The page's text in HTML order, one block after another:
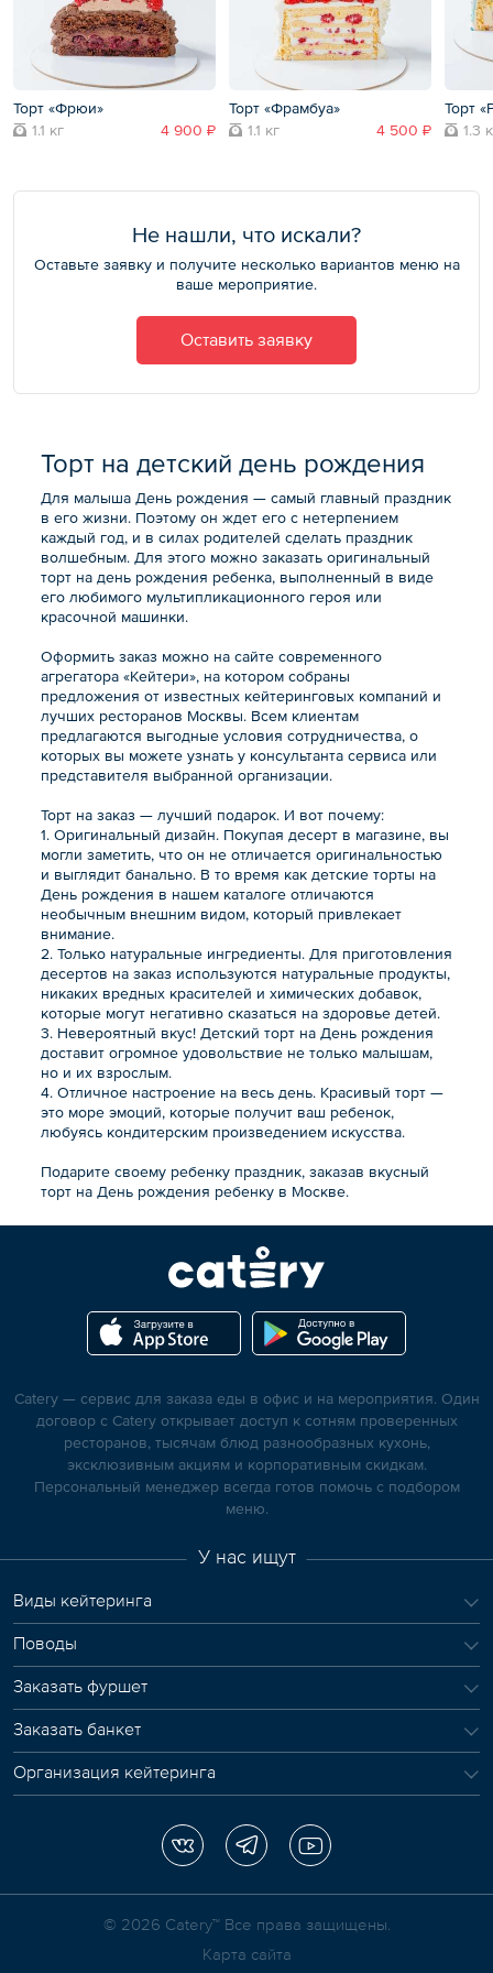
Торт «Фрюи»
1.1 кг
4 900 ₽
Торт «Фрамбуа»
1.1 кг
4 500 ₽
Торт
1.3
Не нашли, что искали?
Оставьте заявку и получите несколько вариантов меню на
ваше мероприятие.
Оставить заявку
Торт на детский день рождения
Для малыша День рождения — самый главный праздник
в его жизни. Поэтому он ждет его с нетерпением
каждый год, и в силах родителей сделать праздник
волшебным. Для этого можно заказать оригинальный
торт на день рождения ребенка, выполненный в виде
его любимого мультипликационного героя или
красочной машинки.
Оформить заказ можно на сайте современного
агрегатора «Кейтери», на котором собраны
предложения от известных кейтеринговых компаний и
лучших ресторанов Москвы. Всем клиентам
предлагаются выгодные условия сотрудничества, о
которых вы можете узнать у консультанта сервиса или
представителя выбранной организации.
Торт на заказ — лучший подарок. И вот почему:
1. Оригинальный дизайн. Покупая десерт в магазине, вы
могли заметить, что он не отличается оригинальностью
и выглядит банально. В то время как детские торты на
День рождения в нашем каталоге отличаются
необычным внешним видом, который привлекает
внимание.
2. Только натуральные ингредиенты. Для приготовления
десертов на заказ используются натуральные продукты,
никаких вредных красителей и химических добавок,
которые могут негативно сказаться на здоровье детей.
3. Невероятный вкус! Детский торт на День рождения
доставит огромное удовольствие не только малышам,
но и их взрослым.
4. Отличное настроение на весь день. Красивый торт —
это море эмоций, которые получит ваш ребенок,
любуясь кондитерским произведением искусства.
Подарите своему ребенку праздник, заказав вкусный
торт на День рождения ребенку в Москве.
Catery — сервис для заказа еды в офис и на мероприятия. Один
договор с Catery открывает доступ к сотням проверенных
ресторанов, тысячам блюд разнообразных кухонь,
эксклюзивным акциям и корпоративным скидкам.
Персональный менеджер всегда готов помочь с подбором
меню.
У нас ищут
Виды кейтеринга
Поводы
Заказать фуршет
Заказать банкет
Организация кейтеринга
© 2026 Сatery™ Все права защищены.
Карта сайта